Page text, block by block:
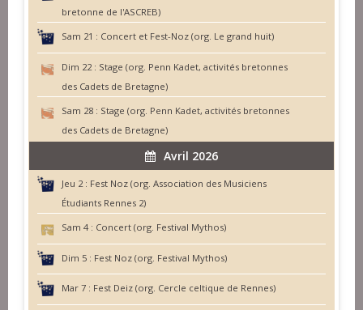
bretonne de l'ASCREB)
Sam 21 : Concert et Fest-Noz (org. Le grand huit)
Dim 22 : Stage (org. Penn Kadet, activités bretonnes
des Cadets de Bretagne)
Sam 28 : Stage (org. Penn Kadet, activités bretonnes
des Cadets de Bretagne)
Avril 2026
Jeu 2 : Fest Noz (org. Association des Musiciens
Étudiants Rennes 2)
Sam 4 : Concert (org. Festival Mythos)
Dim 5 : Fest Noz (org. Festival Mythos)
Mar 7 : Fest Deiz (org. Cercle celtique de Rennes)